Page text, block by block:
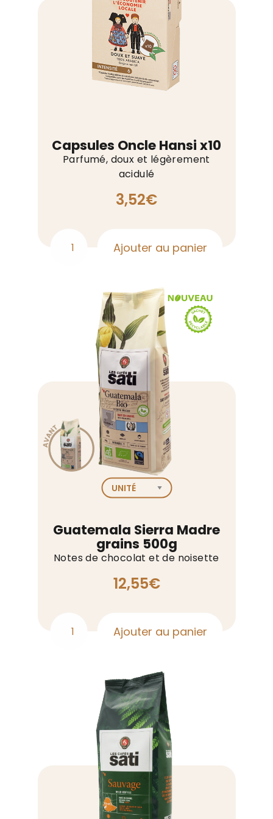
Capsules Oncle Hansi x10
Parfumé, doux et légèrement
acidulé
3,52€
quantité
Capsules
Hansi
Ajouter au panier
Guatemala Sierra Madre
grains 500g
Notes de chocolat et de noisette
12,55€
quantité
Guatemala
Madre
grains
Ajouter au panier